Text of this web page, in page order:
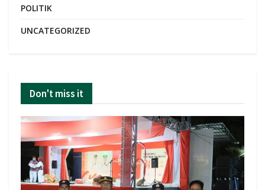
POLITIK
UNCATEGORIZED
Don't miss it